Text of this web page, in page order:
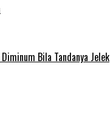
Bila Tandanya Jelek